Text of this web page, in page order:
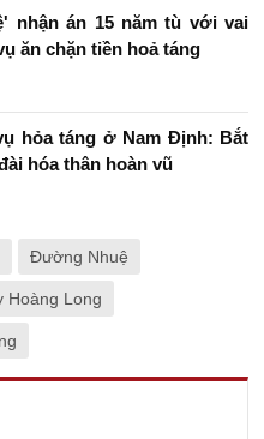
nhận án 15 năm tù với vai
ăn chặn tiền hoả táng
hỏa táng ở Nam Định: Bắt
hóa thân hoàn vũ
Đường Nhuệ
Hoàng Long